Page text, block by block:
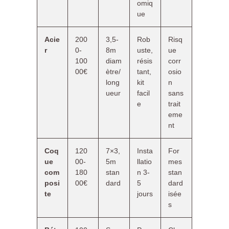
omiq
ue
Acie
r
200
0-
100
00€
3,5-
8m
diam
ètre/
long
ueur
Rob
uste,
résis
tant,
kit
facil
e
Risq
ue
corr
osio
n
sans
trait
eme
nt
Coq
ue
com
posi
te
120
00-
180
00€
7×3,
5m
stan
dard
Insta
llatio
n 3-
5
jours
For
mes
stan
dard
isée
s